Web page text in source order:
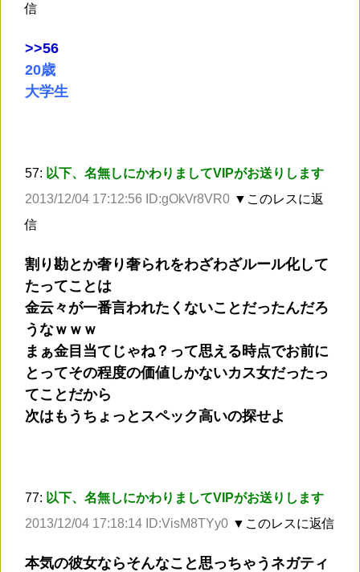
信
>>56
20歳
大学生
57: 以下、名無しにかわりましてVIPがお送りします
2013/12/04 17:12:56 ID:gOkVr8VR0 ▼このレスに返
信
割り勘とか奢り奢られをわざわざルール化して
たってことは
金云々が一番言われたくないことだったんだろ
うなｗｗｗ
まぁ金目当てじゃね？って思える時点でお前に
とってその程度の価値しかないカス女だったっ
てことだから
次はもうちょっとスペック高いの探せよ
77: 以下、名無しにかわりましてVIPがお送りします
2013/12/04 17:18:14 ID:VisM8TYy0 ▼このレスに返信
本気の彼女ならそんなこと思っちゃうネガティ